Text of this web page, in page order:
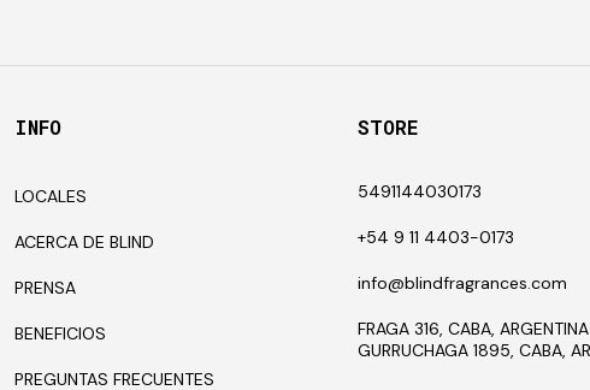
INFO
LOCALES
ACERCA DE BLIND
PRENSA
BENEFICIOS
PREGUNTAS FRECUENTES
STORE
5491144030173
+54 9 11 4403-0173
info@blindfragrances.com
FRAGA 316, CABA,
GURRUCHAGA 1895, CABA,